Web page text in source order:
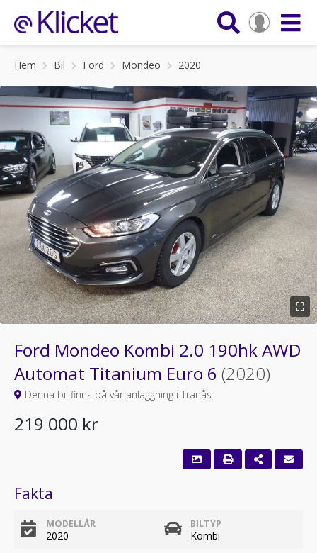
Hem Bil Ford Mondeo 2020
Ford Mondeo Kombi 2.0 190hk AWD
Automat Titanium Euro 6 (2020)
Denna bil finns på vår anläggning i Tranås
219 000 kr
Fakta
MODELLÅR
2020
BILTYP
Kombi